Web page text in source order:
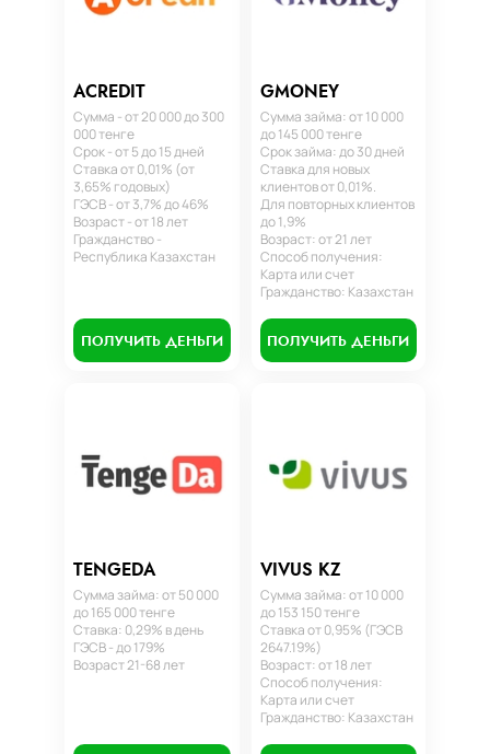
ACREDIT
Сумма - от 20 000 до 300
000 тенге
Срок - от 5 до 15 дней
Ставка от 0,01% (от
3,65% годовых)
ГЭСВ - от 3,7% до 46%
Возраст - от 18 лет
Гражданство -
Республика Казахстан
ПОЛУЧИТЬ ДЕНЬГИ
GMONEY
Сумма займа: от 10 000
до 145 000 тенге
Срок займа: до 30 дней
Ставка для новых
клиентов от 0,01%.
Для повторных клиентов
до 1,9%
Возраст: от 21 лет
Способ получения:
Карта или счет
Гражданство: Казахстан
ПОЛУЧИТЬ ДЕНЬГИ
TENGEDA
Сумма займа: от 50 000
до 165 000 тенге
Ставка: 0,29% в день
ГЭСВ - до 179%
Возраст 21-68 лет
VIVUS KZ
Сумма займа: от 10 000
до 153 150 тенге
Ставка от 0,95% (ГЭСВ
2647.19%)
Возраст: от 18 лет
Способ получения:
Карта или счет
Гражданство: Казахстан